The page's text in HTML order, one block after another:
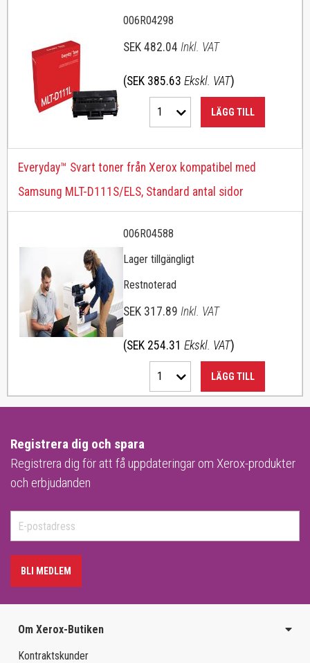
006R04298
SEK 482.04 Inkl. VAT
(SEK 385.63 Ekskl. VAT)
1 LÄGG TILL
Everyday™ Svart toner från Xerox kompatibel med
Samsung MLT-D111S/ELS, Standard antal sidor
006R04588
Lager tillgängligt
Restnoterad
SEK 317.89 Inkl. VAT
(SEK 254.31 Ekskl. VAT)
1 LÄGG TILL
Registrera dig och spara
Registrera dig för att få uppdateringar om Xerox-produkter
och erbjudanden
BLI MEDLEM
Om Xerox-Butiken
Kontraktskunder